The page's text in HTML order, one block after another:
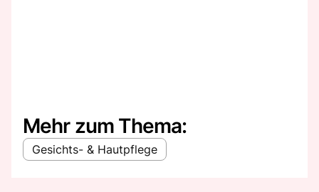
Mehr zum Thema:
Gesichts- & Hautpflege